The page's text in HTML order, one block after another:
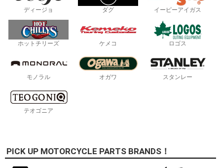
ディージョ ダグ イーピーアイガス
ホットチリーズ ケメコ ロゴス
モノラル オガワ スタンレー
テオゴニア
PICK UP MOTORCYCLE PARTS BRANDS！